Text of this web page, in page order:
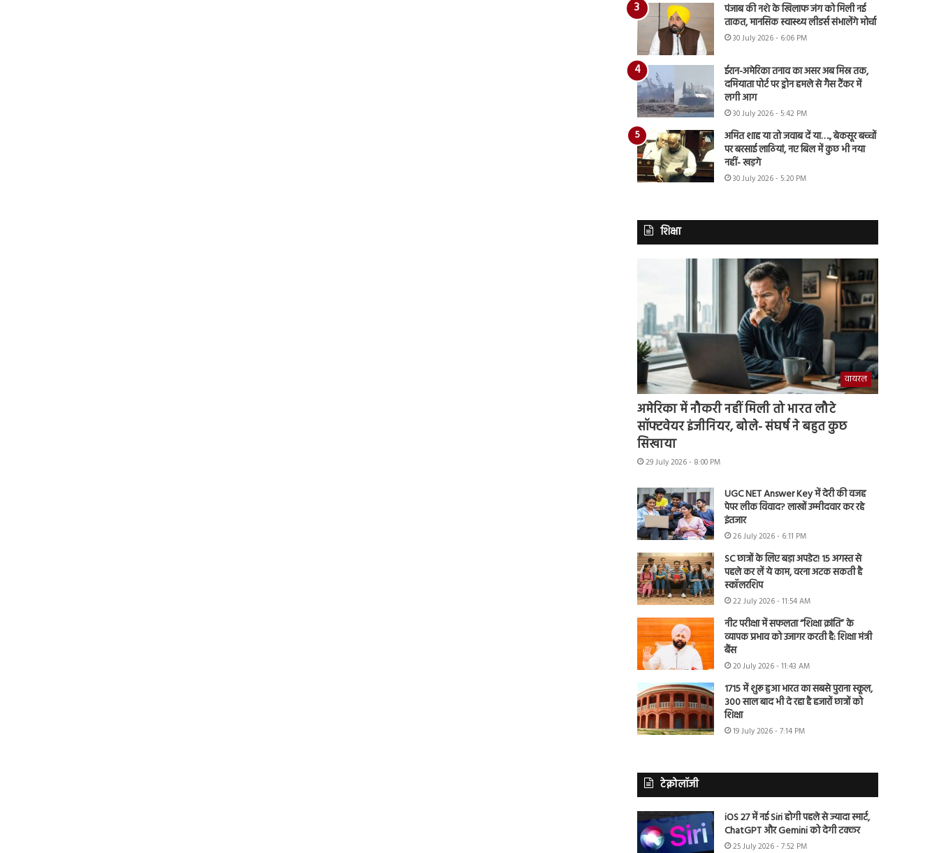
पंजाब की नशे के खिलाफ जंग को मिली नई
ताकत, मानसिक स्वास्थ्य लीडर्स संभालेंगे मोर्चा
30 July 2026 - 6:06 PM
ईरान-अमेरिका तनाव का असर अब मिस्र तक,
दमियाता पोर्ट पर ड्रोन हमले से गैस टैंकर में
लगी आग
30 July 2026 - 5:42 PM
अमित शाह या तो जवाब दें या…., बेकसूर बच्चों
पर बरसाई लाठियां, नए बिल में कुछ भी नया
नहीं- खड़गे
30 July 2026 - 5:20 PM
शिक्षा
वायरल
अमेरिका में नौकरी नहीं मिली तो भारत लौटे
सॉफ्टवेयर इंजीनियर, बोले- संघर्ष ने बहुत कुछ
सिखाया
29 July 2026 - 8:00 PM
UGC NET Answer Key में देरी की वजह
पेपर लीक विवाद? लाखों उम्मीदवार कर रहे
इंतजार
26 July 2026 - 6:11 PM
SC छात्रों के लिए बड़ा अपडेट! 15 अगस्त से
पहले कर लें ये काम, वरना अटक सकती है
स्कॉलरशिप
22 July 2026 - 11:54 AM
नीट परीक्षा में सफलता “शिक्षा क्रांति” के
व्यापक प्रभाव को उजागर करती है: शिक्षा मंत्री
बैंस
20 July 2026 - 11:43 AM
1715 में शुरू हुआ भारत का सबसे पुराना स्कूल,
300 साल बाद भी दे रहा है हजारों छात्रों को
शिक्षा
19 July 2026 - 7:14 PM
टेक्नोलॉजी
iOS 27 में नई Siri होगी पहले से ज्यादा स्मार्ट,
ChatGPT और Gemini को देगी टक्कर
25 July 2026 - 7:52 PM